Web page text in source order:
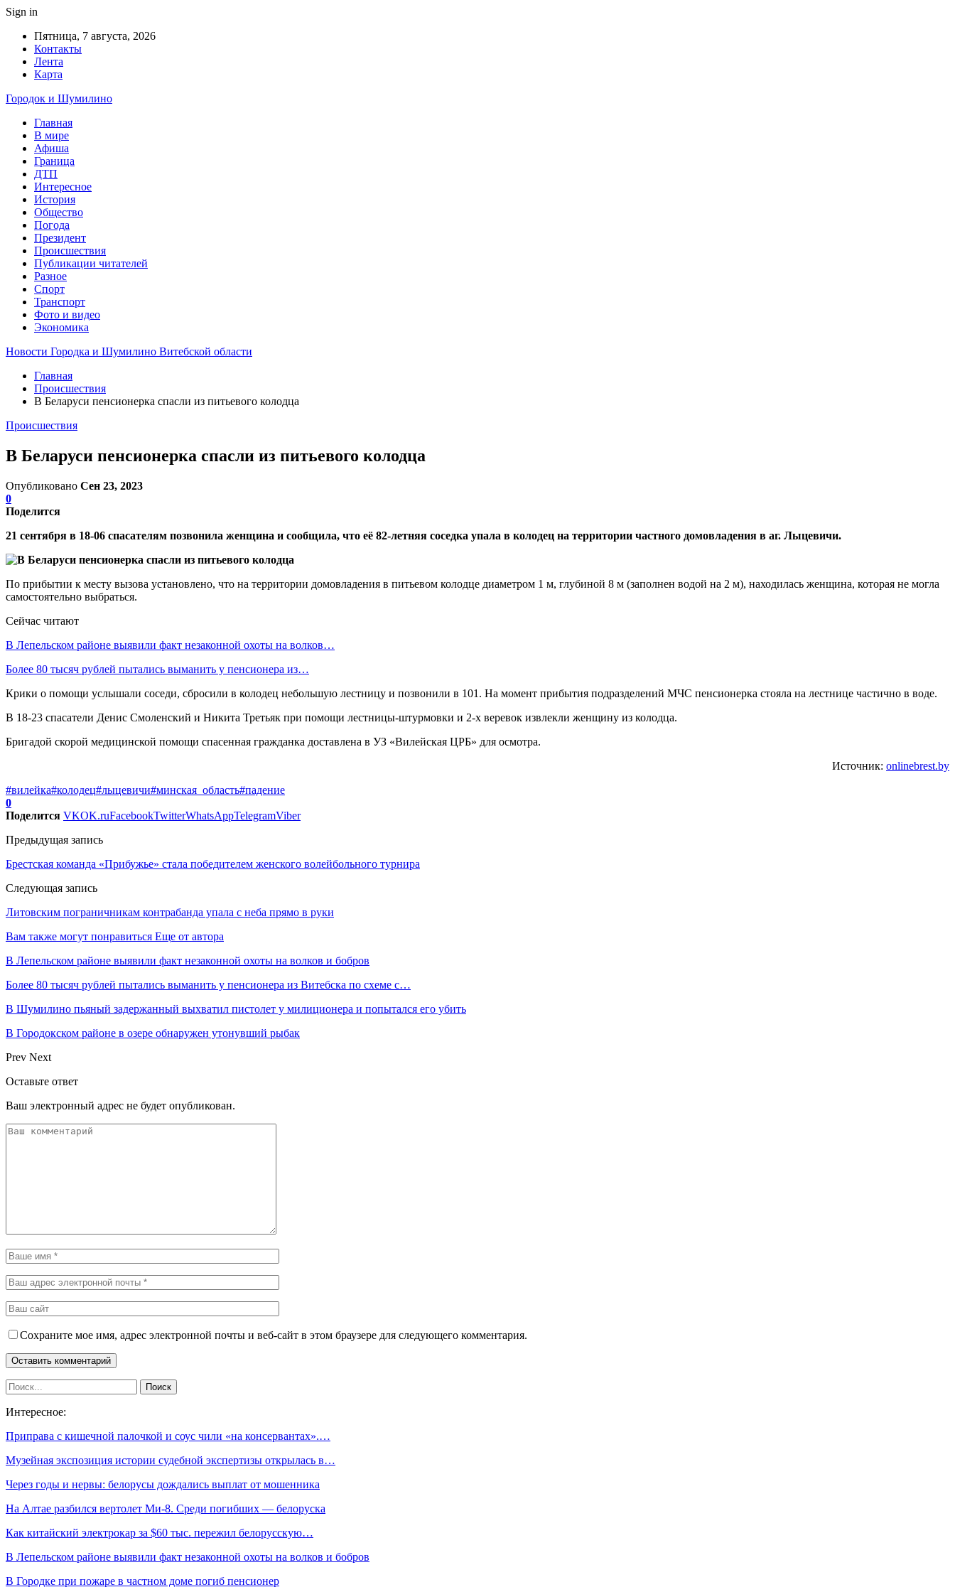
Sign in
Пятница, 7 августа, 2026
Контакты
Лента
Карта
Городок и Шумилино
Главная
В мире
Афиша
Граница
ДТП
Интересное
История
Общество
Погода
Президент
Происшествия
Публикации читателей
Разное
Спорт
Транспорт
Фото и видео
Экономика
Новости Городка и Шумилино Витебской области
Главная
Происшествия
В Беларуси пенсионерка спасли из питьевого колодца
Происшествия
В Беларуси пенсионерка спасли из питьевого колодца
Опубликовано Сен 23, 2023
0
Поделится
21 сентября в 18-06 спасателям позвонила женщина и сообщила, что её 82-летняя соседка упала в колодец на территории частного домовладения в аг. Лыцевичи.
По прибытии к месту вызова установлено, что на территории домовладения в питьевом колодце диаметром 1 м, глубиной 8 м (заполнен водой на 2 м), находилась женщина, которая не могла
самостоятельно выбраться.
Сейчас читают
В Лепельском районе выявили факт незаконной охоты на волков…
Более 80 тысяч рублей пытались выманить у пенсионера из…
Крики о помощи услышали соседи, сбросили в колодец небольшую лестницу и позвонили в 101. На момент прибытия подразделений МЧС пенсионерка стояла на лестнице частично в воде.
В 18-23 спасатели Денис Смоленский и Никита Третьяк при помощи лестницы-штурмовки и 2-х веревок извлекли женщину из колодца.
Бригадой скорой медицинской помощи спасенная гражданка доставлена в УЗ «Вилейская ЦРБ» для осмотра.
Источник: onlinebrest.by
#вилейка#колодец#лыцевичи#минская_область#падение
0
Поделится VKOK.ruFacebookTwitterWhatsAppTelegramViber
Предыдущая запись
Брестская команда «Прибужье» стала победителем женского волейбольного турнира
Следующая запись
Литовским пограничникам контрабанда упала с неба прямо в руки
Вам также могут понравиться Еще от автора
В Лепельском районе выявили факт незаконной охоты на волков и бобров
Более 80 тысяч рублей пытались выманить у пенсионера из Витебска по схеме с…
В Шумилино пьяный задержанный выхватил пистолет у милиционера и попытался его убить
В Городокском районе в озере обнаружен утонувший рыбак
Prev Next
Оставьте ответ
Ваш электронный адрес не будет опубликован.
Сохраните мое имя, адрес электронной почты и веб-сайт в этом браузере для следующего комментария.
Интересное:
Приправа с кишечной палочкой и соус чили «на консервантах».…
Музейная экспозиция истории судебной экспертизы открылась в…
Через годы и нервы: белорусы дождались выплат от мошенника
На Алтае разбился вертолет Ми-8. Среди погибших — белоруска
Как китайский электрокар за $60 тыс. пережил белорусскую…
В Лепельском районе выявили факт незаконной охоты на волков и бобров
В Городке при пожаре в частном доме погиб пенсионер